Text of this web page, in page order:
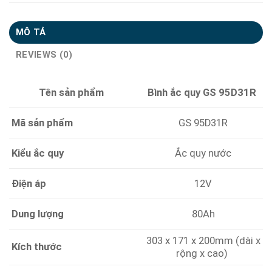
MÔ TẢ
REVIEWS (0)
Tên sản phẩm Bình ắc quy GS 95D31R
Mã sản phẩm GS 95D31R
Kiểu ắc quy Ắc quy nước
Điện áp 12V
Dung lượng 80Ah
Kích thước
303 x 171 x 200mm (dài x
rộng x cao)